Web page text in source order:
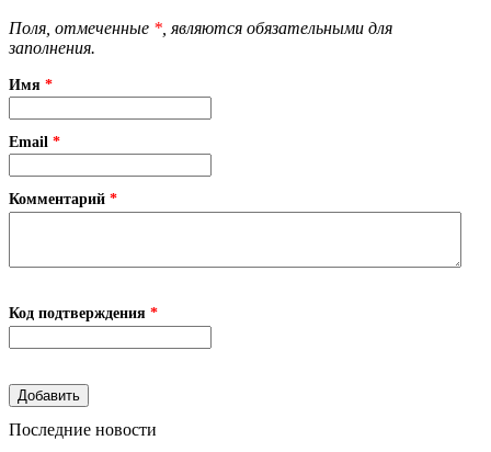
Поля, отмеченные * , являются обязательными для
заполнения.
Имя *
Email *
Комментарий *
Код подтверждения *
Последние новости